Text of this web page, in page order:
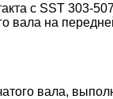
с SST 303-
вала на
вала,